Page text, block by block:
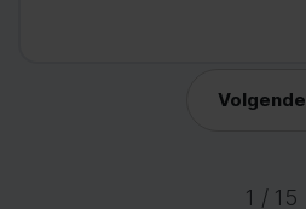
Volgende
1 / 15